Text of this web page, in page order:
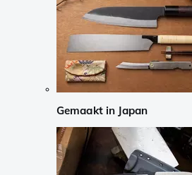
Gemaakt in Japan